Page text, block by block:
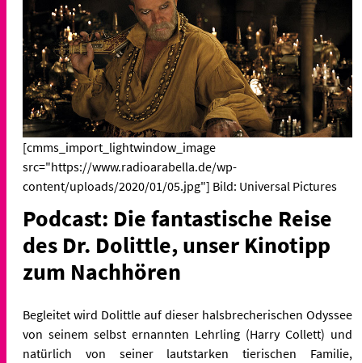
[cmms_import_lightwindow_image
src="https://www.radioarabella.de/wp-
content/uploads/2020/01/05.jpg"] Bild: Universal Pictures
Podcast: Die fantastische Reise
des Dr. Dolittle, unser Kinotipp
zum Nachhören
Begleitet wird Dolittle auf dieser halsbrecherischen Odyssee
von seinem selbst ernannten Lehrling (Harry Collett) und
natürlich von seiner lautstarken tierischen Familie,